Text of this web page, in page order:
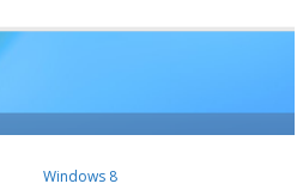
Windows 8